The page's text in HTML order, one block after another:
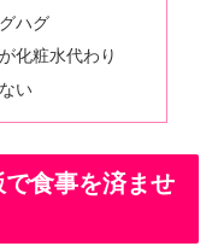
ハグ
化粧水代わり
い
食事を済ませ